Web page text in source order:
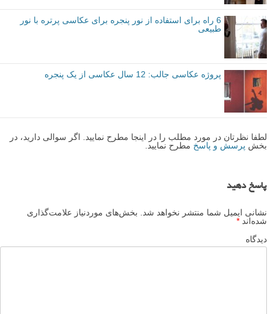
6 راه برای استفاده از نور پنجره برای عکاسی پرتره با نور
طبیعی
پروژه عکاسی جالب: 12 سال عکاسی از یک پنجره
لطفا نظرتان در مورد مطلب را در اینجا مطرح نمایید. اگر سوالی دارید، در
بخش پرسش و پاسخ مطرح نمایید.
پاسخ دهید
نشانی ایمیل شما منتشر نخواهد شد. بخش‌های موردنیاز علامت‌گذاری
شده‌اند *
دیدگاه